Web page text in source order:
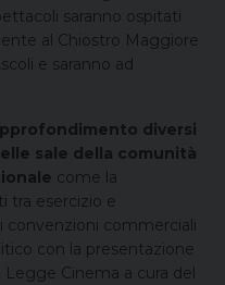
saranno ospitati
al Chiostro Maggiore
e saranno ad
diversi
sale della comunità
come la
tra esercizio e
convenzioni commerciali
con la presentazione
Cinema a cura del